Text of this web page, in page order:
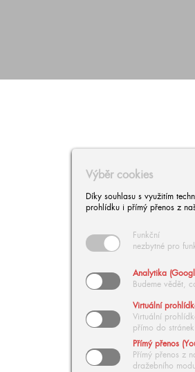
Výběr cookies
Díky souhlasu s využitím
prohlídku i přímý přenos z
Funkční
nezbytné pro
Analytika
Budeme vědět,
Virtuální
Virtuální
přímo do stránek
Přímý přenos
Přímý přenos z
dražebního